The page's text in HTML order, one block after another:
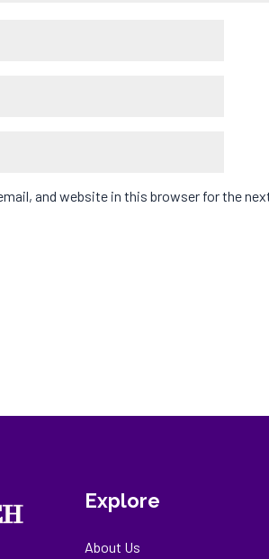
and website in this browser for the
Explore
About Us